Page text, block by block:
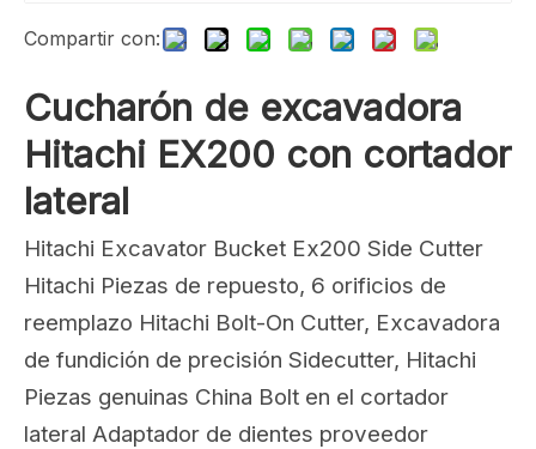
Compartir con:
Cucharón de excavadora
Hitachi EX200 con cortador
lateral
Hitachi Excavator Bucket Ex200 Side Cutter
Hitachi Piezas de repuesto, 6 orificios de
reemplazo Hitachi Bolt-On Cutter, Excavadora
de fundición de precisión Sidecutter, Hitachi
Piezas genuinas China Bolt en el cortador
lateral Adaptador de dientes proveedor